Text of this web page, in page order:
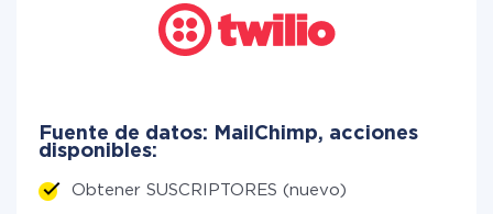
Fuente de datos: MailChimp, acciones
disponibles:
Obtener SUSCRIPTORES (nuevo)